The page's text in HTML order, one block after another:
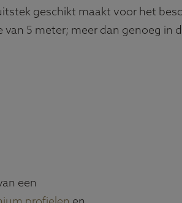
geschikt maakt voor het
van 5 meter; meer dan genoeg in
een